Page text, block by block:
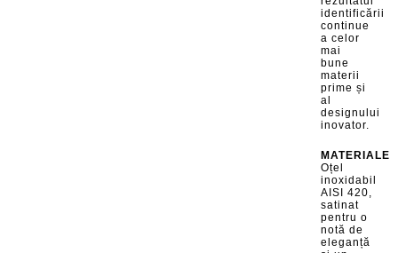
identificării
continue
a celor
mai
bune
materii
prime și
al
designului
inovator.
MATERIALE
Oțel
inoxidabil
AISI 420,
satinat
pentru o
notă de
eleganță